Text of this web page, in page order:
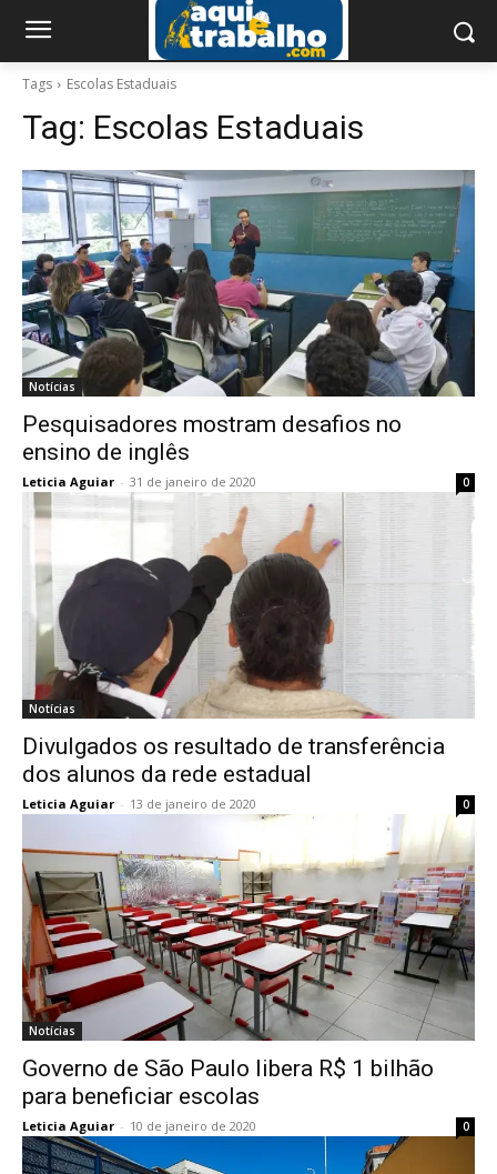
Tags Escolas Estaduais
Tag: Escolas Estaduais
Notícias
Pesquisadores mostram desafios no
ensino de inglês
Leticia Aguiar - 31 de janeiro de 2020 0
Notícias
Divulgados os resultado de transferência
dos alunos da rede estadual
Leticia Aguiar - 13 de janeiro de 2020 0
Notícias
Governo de São Paulo libera R$ 1 bilhão
para beneficiar escolas
Leticia Aguiar - 10 de janeiro de 2020 0